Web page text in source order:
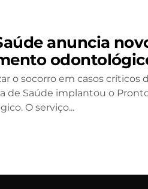
anuncia
o socorro em casos críticos
de Saúde implantou o
O serviço...